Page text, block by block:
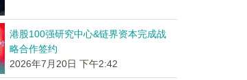
港股100强研究中心&链界资本完成战
略合作签约
2026年7月20日 下午2:42